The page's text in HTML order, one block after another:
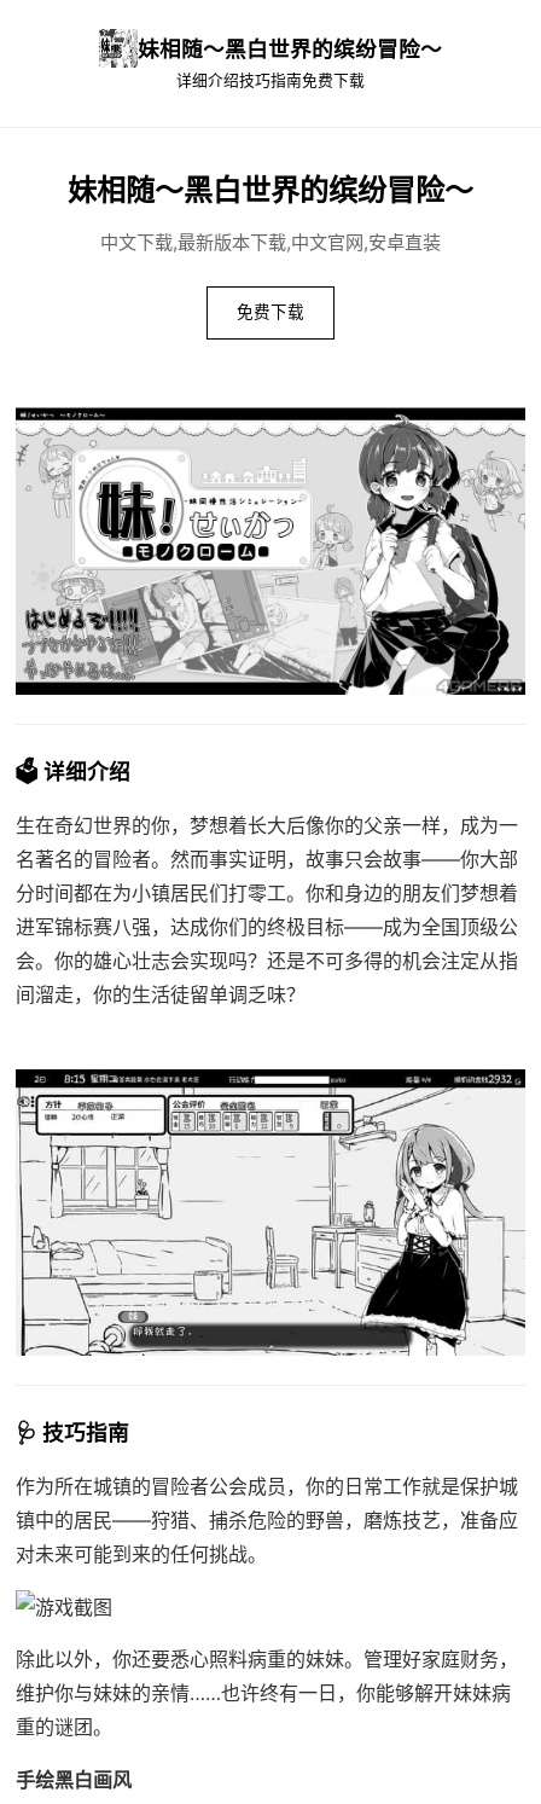
妹相随～黑白世界的缤纷冒险～
详细介绍技巧指南免费下载
妹相随～黑白世界的缤纷冒险～
中文下载,最新版本下载,中文官网,安卓直装
免费下载
🗳️ 详细介绍
生在奇幻世界的你，梦想着长大后像你的父亲一样，成为一
名著名的冒险者。然而事实证明，故事只会故事——你大部
分时间都在为小镇居民们打零工。你和身边的朋友们梦想着
进军锦标赛八强，达成你们的终极目标——成为全国顶级公
会。你的雄心壮志会实现吗？还是不可多得的机会注定从指
间溜走，你的生活徒留单调乏味？
🩺 技巧指南
作为所在城镇的冒险者公会成员，你的日常工作就是保护城
镇中的居民——狩猎、捕杀危险的野兽，磨炼技艺，准备应
对未来可能到来的任何挑战。
除此以外，你还要悉心照料病重的妹妹。管理好家庭财务，
维护你与妹妹的亲情……也许终有一日，你能够解开妹妹病
重的谜团。
手绘黑白画风